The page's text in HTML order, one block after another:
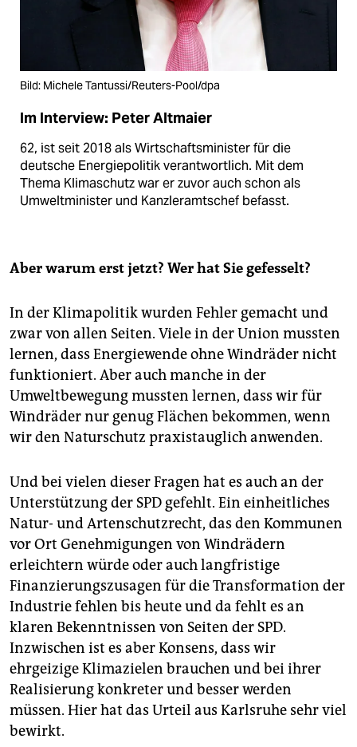
Bild: Michele Tantussi/Reuters-Pool/dpa
Im Interview: Peter Altmaier
62, ist seit 2018 als Wirtschaftsminister für die
deutsche Energiepolitik verantwortlich. Mit dem
Thema Klimaschutz war er zuvor auch schon als
Umweltminister und Kanzleramtschef befasst.
Aber warum erst jetzt? Wer hat Sie gefesselt?
In der Klimapolitik wurden Fehler gemacht und
zwar von allen Seiten. Viele in der Union mussten
lernen, dass Energiewende ohne Windräder nicht
funktioniert. Aber auch manche in der
Umweltbewegung mussten lernen, dass wir für
Windräder nur genug Flächen bekommen, wenn
wir den Naturschutz praxistauglich anwenden.
Und bei vielen dieser Fragen hat es auch an der
Unterstützung der SPD gefehlt. Ein einheitliches
Natur- und Artenschutzrecht, das den Kommunen
vor Ort Genehmigungen von Windrädern
erleichtern würde oder auch langfristige
Finanzierungszusagen für die Transformation der
Industrie fehlen bis heute und da fehlt es an
klaren Bekenntnissen von Seiten der SPD.
Inzwischen ist es aber Konsens, dass wir
ehrgeizige Klimazielen brauchen und bei ihrer
Realisierung konkreter und besser werden
müssen. Hier hat das Urteil aus Karlsruhe sehr viel
bewirkt.